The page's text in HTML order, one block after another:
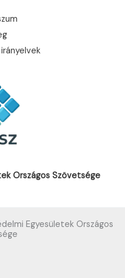
Országos Szövetsége
Egyesületek Országos